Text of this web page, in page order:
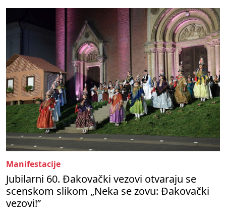
Manifestacije
Jubilarni 60. Đakovački vezovi otvaraju se
scenskom slikom „Neka se zovu: Đakovački
vezovi!”